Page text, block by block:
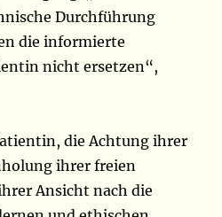
Durchführung
die informierte
nicht ersetzen“,
die Achtung ihrer
ihrer freien
Ansicht nach die